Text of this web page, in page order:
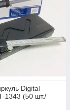
Digital
1343 (50 шт./